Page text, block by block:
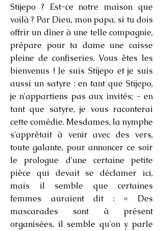
Stijepo ? Est-ce notre maison que
voilà ? Par Dieu, mon papa, si tu dois
offrir un dîner à une telle compagnie,
prépare pour ta dame une caisse
pleine de confiseries. Vous êtes les
bienvenus ! Je suis Stijepo et je suis
aussi un satyre : en tant que Stijepo,
je n'appartiens pas aux invités; - en
tant que satyre, je vous raconterai
cette comédie. Mesdames, la nymphe
s'apprêtait à venir avec des vers,
toute galante, pour annoncer ce soir
le prologue d'une certaine petite
pièce qui devait se déclamer ici,
mais il semble que certaines
femmes auraient dit : « Des
mascarades sont à présent
organisées, il semble qu'on y parle